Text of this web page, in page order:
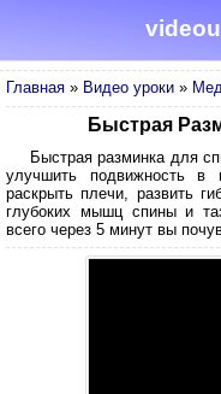
Главная » Видео уроки »
Быстрая
Быстрая разминка для
улучшить подвижность в
раскрыть плечи, развить
глубоких мышц спины и
всего через 5 минут вы